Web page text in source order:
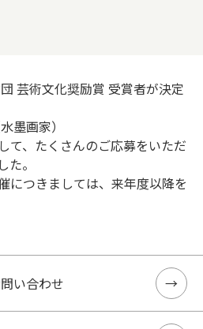
芸術文化奨励賞 受賞者が決定
墨画家）
て、たくさんのご応募をいただ
。
につきましては、来年度以降を
い合わせ